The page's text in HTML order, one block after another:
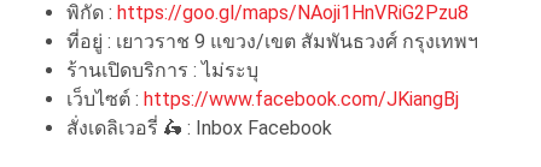
พิกัด : https://goo.gl/maps/NAoji1HnVRiG2Pzu8
ที่อยู่ : เยาวราช 9 แขวง/เขต สัมพันธวงศ์ กรุงเทพฯ
ร้านเปิดบริการ : ไม่ระบุ
เว็บไซต์ : https://www.facebook.com/JKiangBj
สั่งเดลิเวอรี่ 🛵 : Inbox Facebook